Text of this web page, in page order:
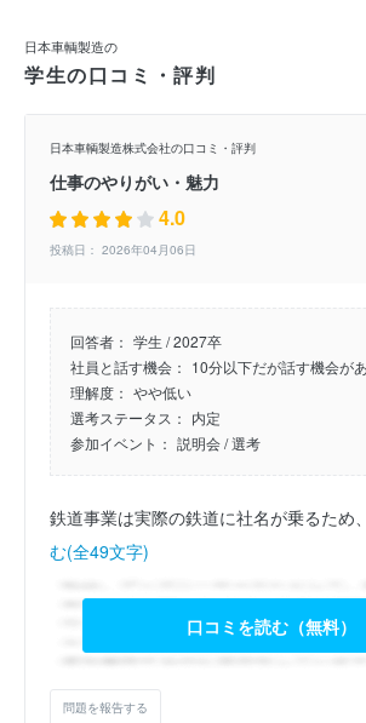
日本車輌製造の
学生の口コミ・評判
日本車輌製造株式会社の口コミ・評判
仕事のやりがい・魅力
4.0
投稿日： 2026年04月06日
回答者： 学生 / 2027卒
社員と話す機会： 10分以下だが話す機会が
理解度： やや低い
選考ステータス： 内定
参加イベント： 説明会/ 選考
鉄道事業は実際の鉄道に社名が乗るため
む(全49文字)
口コミを読む（無料）
問題を報告する